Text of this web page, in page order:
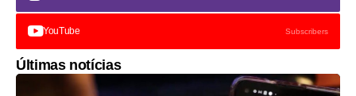
YouTube Subscribers
Últimas notícias